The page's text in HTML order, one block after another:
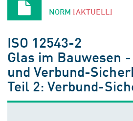
NORM [AKTUELL]
ISO 12543-2
Glas im Bauwesen
und Verbund-
Teil 2: Verbund-